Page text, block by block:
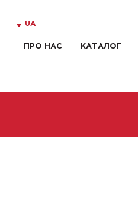
UA
ПРО НАС КАТАЛОГ